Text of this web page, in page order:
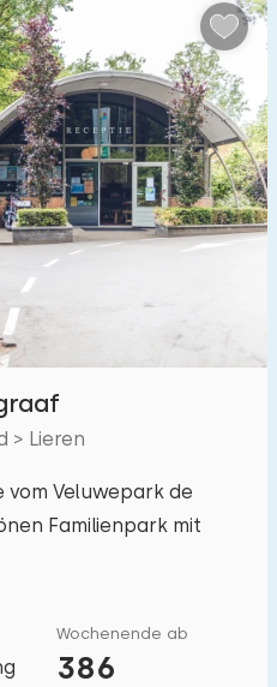
5
2
2
Park
> Lieren
vom Veluwepark de
Familienpark mit
Wochenende ab
386